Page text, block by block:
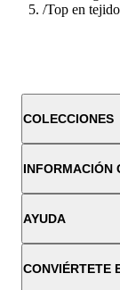
/Top en
COLECCIONES
INFORMACIÓN
AYUDA
CONVIÉRTETE